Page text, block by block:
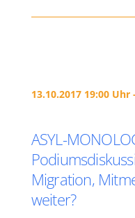
13.10.2017 19:00 Uhr
ASYL-
Migration,
weiter?